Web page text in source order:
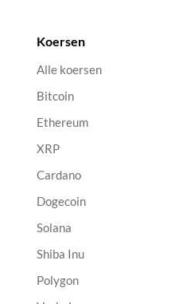
Koersen
Alle koersen
Bitcoin
Ethereum
XRP
Cardano
Dogecoin
Solana
Shiba Inu
Polygon